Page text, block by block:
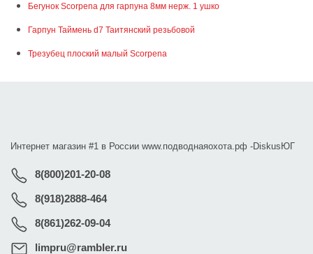
Бегунок Scorpena для гарпуна 8мм нерж. 1 ушко
Гарпун Таймень d7 Таитянский резьбовой
Трезубец плоский малый Scorpena
Интернет магазин #1 в России www.подводнаяохота.рф -DiskusЮГ
8(800)201-20-08
8(918)2888-464
8(861)262-09-04
limpru@rambler.ru